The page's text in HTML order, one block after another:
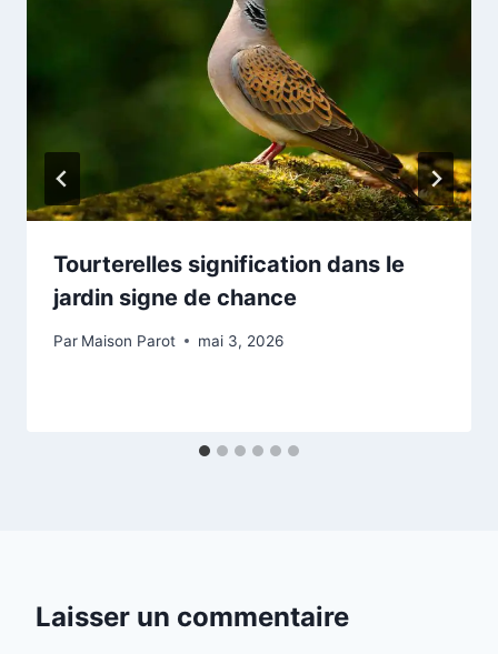
Tourterelles signification dans le
jardin signe de chance
Par Maison Parot mai 3, 2026
Laisser un commentaire